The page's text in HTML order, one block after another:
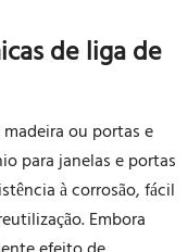
de liga de
ou portas e
para janelas e portas
à corrosão, fácil
Embora